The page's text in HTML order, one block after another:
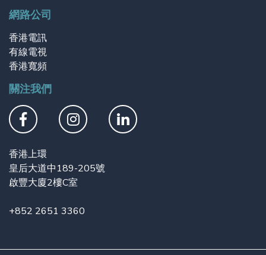
網路公司
香港電訊
有線電視
香港寬頻
關注我們
香港上環
皇后大道中189-205號
啟豐大廈2樓C室
+852 2651 3360